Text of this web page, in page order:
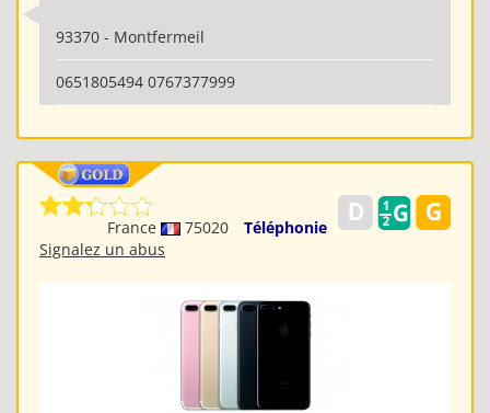
93370 - Montfermeil
0651805494 0767377999
France 75020
Téléphonie
Signalez un abus